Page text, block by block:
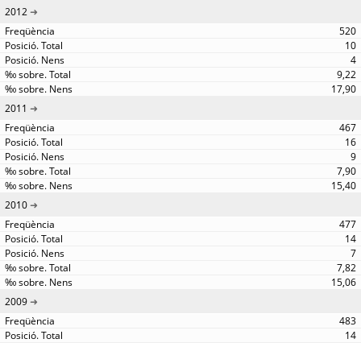
2012
520
10
4
9,22
17,90
2011
467
16
9
7,90
15,40
2010
477
14
7
7,82
15,06
2009
483
14